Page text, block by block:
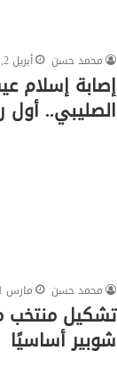
محمد حسن أبريل 2, 2026
إصابة إسلام
الصليبي..
محمد حسن مارس 31, 2026
تشكيل منتخب
شوبير أساسيًا